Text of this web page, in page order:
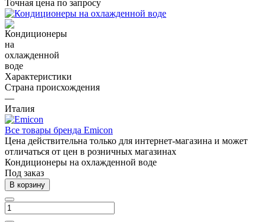
Точная цена по запросу
Характеристики
Страна происхождения
—
Италия
Все товары бренда Emicon
Цена действительна только для интернет-магазина и может
отличаться от цен в розничных магазинах
Кондиционеры на охлажденной воде
Под заказ
В корзину